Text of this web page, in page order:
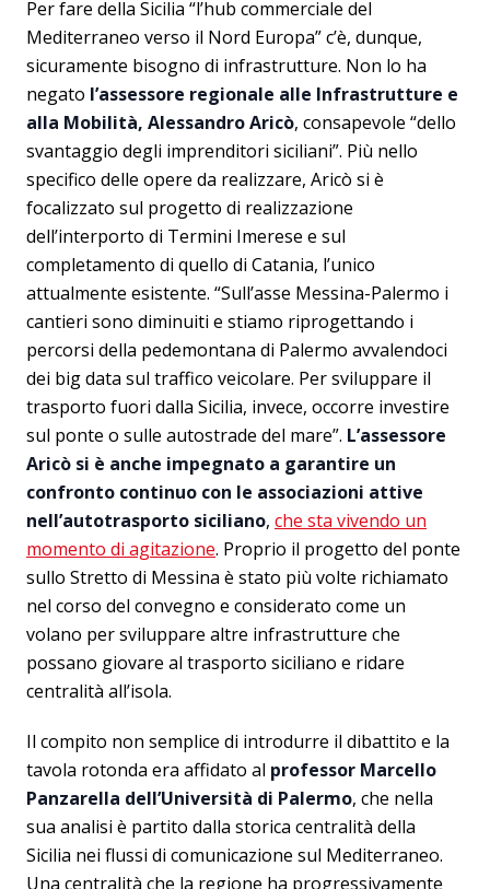
Per fare della Sicilia “l’hub commerciale del
Mediterraneo verso il Nord Europa” c’è, dunque,
sicuramente bisogno di infrastrutture. Non lo ha
negato l’assessore regionale alle Infrastrutture e
alla Mobilità, Alessandro Aricò, consapevole “dello
svantaggio degli imprenditori siciliani”. Più nello
specifico delle opere da realizzare, Aricò si è
focalizzato sul progetto di realizzazione
dell’interporto di Termini Imerese e sul
completamento di quello di Catania, l’unico
attualmente esistente. “Sull’asse Messina-Palermo i
cantieri sono diminuiti e stiamo riprogettando i
percorsi della pedemontana di Palermo avvalendoci
dei big data sul traffico veicolare. Per sviluppare il
trasporto fuori dalla Sicilia, invece, occorre investire
sul ponte o sulle autostrade del mare”. L’assessore
Aricò si è anche impegnato a garantire un
confronto continuo con le associazioni attive
nell’autotrasporto siciliano, che sta vivendo un
momento di agitazione. Proprio il progetto del ponte
sullo Stretto di Messina è stato più volte richiamato
nel corso del convegno e considerato come un
volano per sviluppare altre infrastrutture che
possano giovare al trasporto siciliano e ridare
centralità all’isola.
Il compito non semplice di introdurre il dibattito e la
tavola rotonda era affidato al professor Marcello
Panzarella dell’Università di Palermo, che nella
sua analisi è partito dalla storica centralità della
Sicilia nei flussi di comunicazione sul Mediterraneo.
Una centralità che la regione ha progressivamente